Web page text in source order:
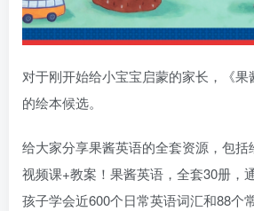
对于刚开始给小宝宝启蒙的家长，《
的绘本候选。
给大家分享果酱英语的全套资源，包
视频课+教案！果酱英语，全套30册，
孩子学会近600个日常英语词汇和88个